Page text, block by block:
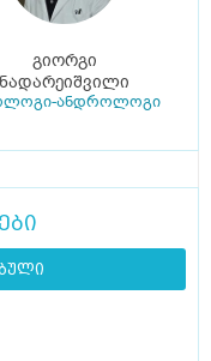
გიორგი
ნადარეიშვილი
ანდროლოგი